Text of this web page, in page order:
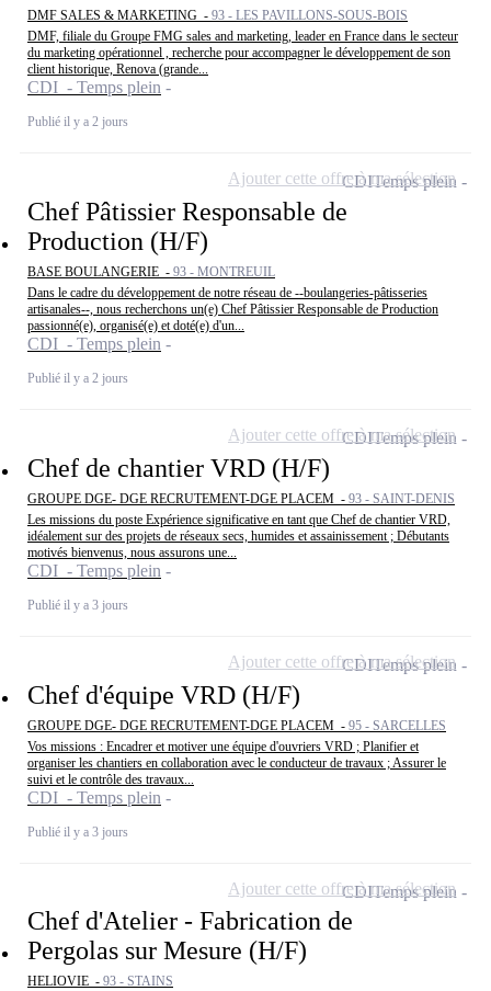
DMF SALES & MARKETING - 93 - LES PAVILLONS-SOUS-BOIS
DMF, filiale du Groupe FMG sales and marketing, leader en France dans le secteur
du marketing opérationnel , recherche pour accompagner le développement de son
client historique, Renova (grande...
CDI - Temps plein
Publié il y a 2 jours
Chef Pâtissier Responsable de
Production (H/F)
BASE BOULANGERIE - 93 - MONTREUIL
Dans le cadre du développement de notre réseau de --boulangeries-pâtisseries
artisanales--, nous recherchons un(e) Chef Pâtissier Responsable de Production
passionné(e), organisé(e) et doté(e) d'un...
CDI - Temps plein
Publié il y a 2 jours
CDITemps plein
Ajouter cette offre à ma sélection
Chef de chantier VRD (H/F)
GROUPE DGE- DGE RECRUTEMENT-DGE PLACEM - 93 - SAINT-DENIS
Les missions du poste Expérience significative en tant que Chef de chantier VRD,
idéalement sur des projets de réseaux secs, humides et assainissement ; Débutants
motivés bienvenus, nous assurons une...
CDI - Temps plein
Publié il y a 3 jours
CDITemps plein
Ajouter cette offre à ma sélection
Chef d'équipe VRD (H/F)
GROUPE DGE- DGE RECRUTEMENT-DGE PLACEM - 95 - SARCELLES
Vos missions : Encadrer et motiver une équipe d'ouvriers VRD ; Planifier et
organiser les chantiers en collaboration avec le conducteur de travaux ; Assurer le
suivi et le contrôle des travaux...
CDI - Temps plein
Publié il y a 3 jours
CDITemps plein
Ajouter cette offre à ma sélection
Chef d'Atelier - Fabrication de
Pergolas sur Mesure (H/F)
HELIOVIE - 93 - STAINS
CDITemps plein
Ajouter cette offre à ma sélection